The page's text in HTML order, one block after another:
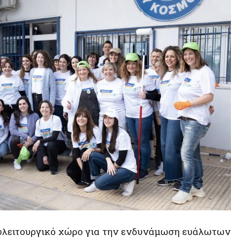
χώρο για την ενδυνάμωση ευάλωτων